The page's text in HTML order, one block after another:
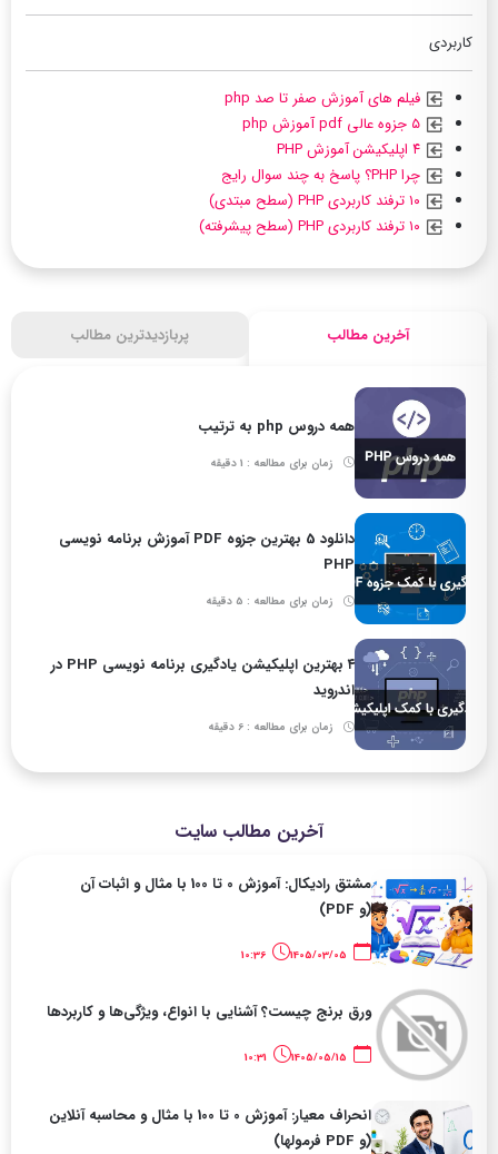
کاربردی
فیلم های آموزش صفر تا صد php
چرا PHP؟ پاسخ به چند سوال رایج
آخرین مطالب پربازدیدترین مطالب
همه دروس php به ترتیب
زمان برای مطالعه : 1 دقیقه
دانلود 5 بهترین جزوه PDF آموزش برنامه نویسی
PHP
زمان برای مطالعه : 5 دقیقه
۴ بهترین اپلیکیشن یادگیری برنامه نویسی PHP در
اندروید
زمان برای مطالعه : 6 دقیقه
آخرین مطالب سایت
مشتق رادیکال: آموزش 0 تا 100 با مثال و اثبات آن
(و PDF)
10:36
ورق برنج چیست؟ آشنایی با انواع، ویژگی‌ها و کاربردها
انحراف معیار: آموزش 0 تا 100 با مثال و محاسبه آنلاین
(و PDF فرمولها)